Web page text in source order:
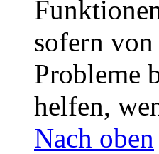
sofern
Probleme
helfen,
Nach oben